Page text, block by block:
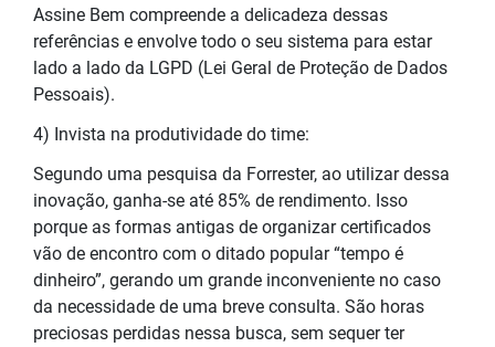
Assine Bem compreende a delicadeza dessas
referências e envolve todo o seu sistema para estar
lado a lado da LGPD (Lei Geral de Proteção de Dados
Pessoais).
4) Invista na produtividade do time:
Segundo uma pesquisa da Forrester, ao utilizar dessa
inovação, ganha-se até 85% de rendimento. Isso
porque as formas antigas de organizar certificados
vão de encontro com o ditado popular “tempo é
dinheiro”, gerando um grande inconveniente no caso
da necessidade de uma breve consulta. São horas
preciosas perdidas nessa busca, sem sequer ter